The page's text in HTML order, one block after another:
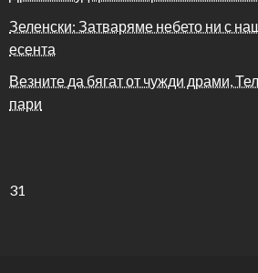
Зеленски: Затваряме небето ни с
есента
Везните да бягат от чужди драми,
пари
31